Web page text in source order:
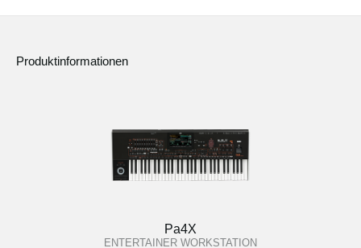
Produktinformationen
Pa4X
ENTERTAINER WORKSTATION